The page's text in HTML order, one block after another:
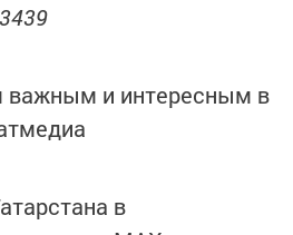
важным и интересным в
в